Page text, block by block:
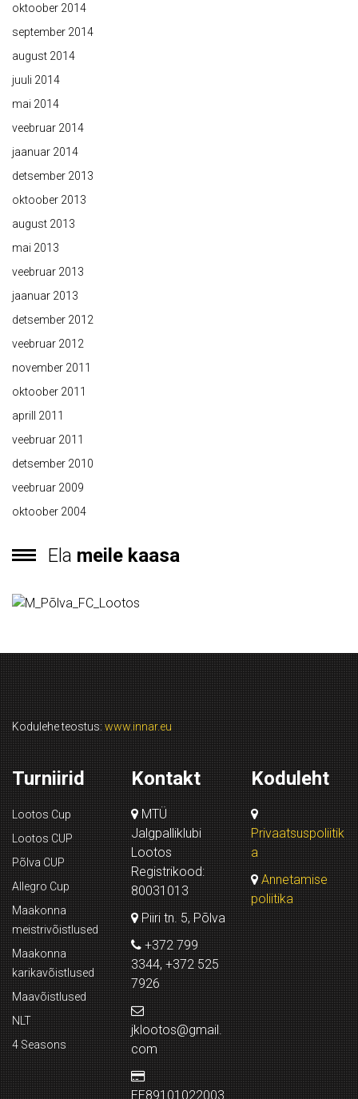
oktoober 2014
september 2014
august 2014
juuli 2014
mai 2014
veebruar 2014
jaanuar 2014
detsember 2013
oktoober 2013
august 2013
mai 2013
veebruar 2013
jaanuar 2013
detsember 2012
veebruar 2012
november 2011
oktoober 2011
aprill 2011
veebruar 2011
detsember 2010
veebruar 2009
oktoober 2004
Ela meile kaasa
Kodulehe teostus: www.innar.eu
Turniirid
Lootos Cup
Lootos CUP
Põlva CUP
Allegro Cup
Maakonna
meistrivõistlused
Maakonna
karikavõistlused
Maavõistlused
NLT
4 Seasons
Kontakt
MTÜ
Jalgpalliklubi
Lootos
Registrikood:
80031013
Piiri tn. 5, Põlva
+372 799
3344, +372 525
7926
jklootos@gmail.
com
EE89101022003
Koduleht
Privaatsuspoliitik
a
Annetamise
poliitika